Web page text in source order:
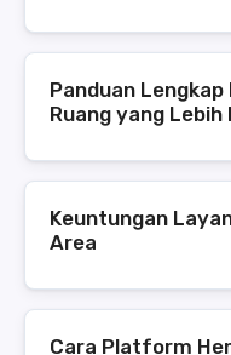
Panduan
Ruang yang Lebih
Keuntungan
Area
Cara Platform